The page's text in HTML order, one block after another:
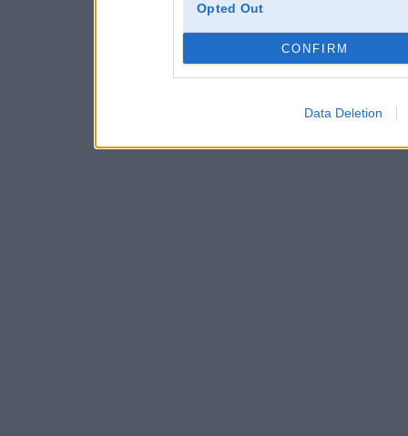
Opted Out
CONFIRM
Data Deletion